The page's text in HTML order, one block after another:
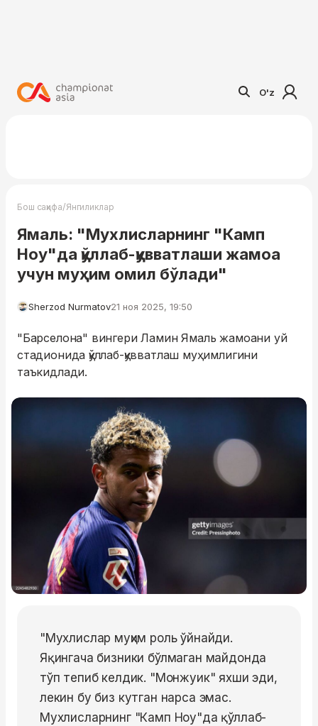
O'z
Бош саҳифа/Янгиликлар
Ямаль: "Мухлисларнинг "Камп
Ноу"да қўллаб-қувватлаши жамоа
учун муҳим омил бўлади"
Sherzod Nurmatov21 ноя 2025, 19:50
"Барселона" вингери Ламин Ямаль жамоани уй
стадионида қўллаб-қувватлаш муҳимлигини
таъкидлади.
"Мухлислар муҳим роль ўйнайди.
Яқингача бизники бўлмаган майдонда
тўп тепиб келдик. "Монжуик" яхши эди,
лекин бу биз кутган нарса эмас.
Мухлисларнинг "Камп Ноу"да қўллаб-